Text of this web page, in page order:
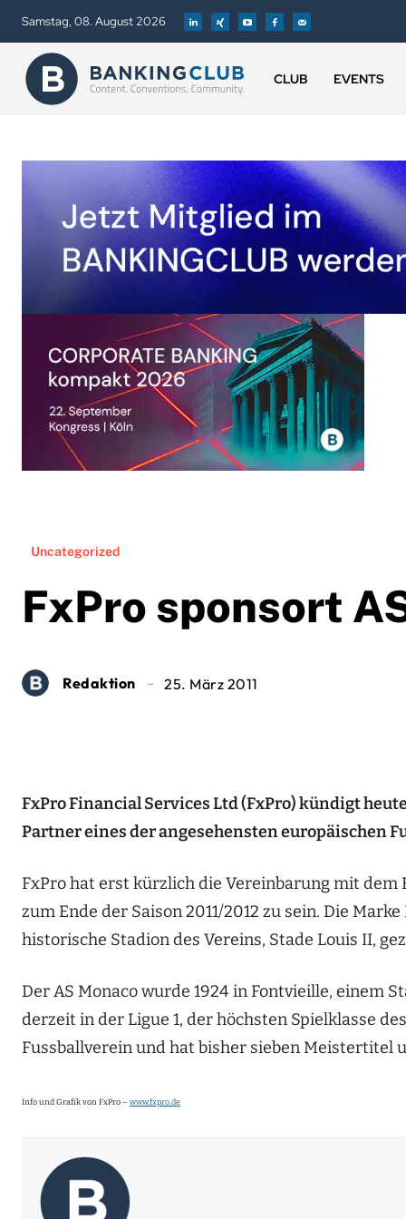
Samstag, 08. August 2026
CLUB EVENTS
Uncategorized
FxPro sponsort
Redaktion 25. März 2011
FxPro Financial Services Ltd (FxPro) kündigt
Partner eines der angesehensten europäischen
FxPro hat erst kürzlich die Vereinbarung mit
zum Ende der Saison 2011/2012 zu sein. Die
historische Stadion des Vereins, Stade Louis II,
Der AS Monaco wurde 1924 in Fontvieille, einem
derzeit in der Ligue 1, der höchsten Spielklasse
Fussballverein und hat bisher sieben Meistertitel
Info und Grafik von FxPro – www.fxpro.de